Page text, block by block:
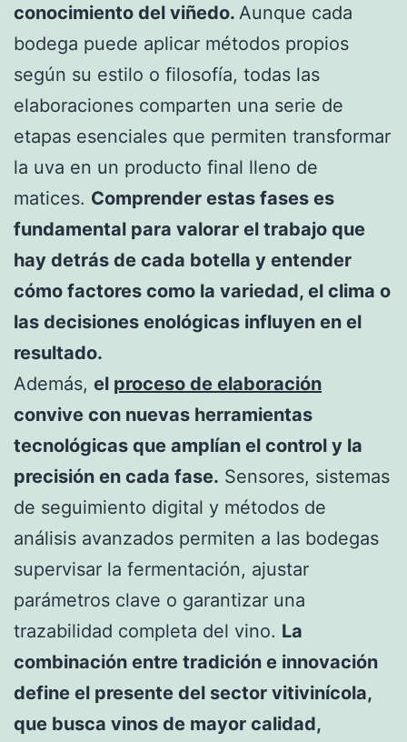
conocimiento del viñedo. Aunque cada
bodega puede aplicar métodos propios
según su estilo o filosofía, todas las
elaboraciones comparten una serie de
etapas esenciales que permiten transformar
la uva en un producto final lleno de
matices. Comprender estas fases es
fundamental para valorar el trabajo que
hay detrás de cada botella y entender
cómo factores como la variedad, el clima o
las decisiones enológicas influyen en el
resultado.
Además, el proceso de elaboración
convive con nuevas herramientas
tecnológicas que amplían el control y la
precisión en cada fase. Sensores, sistemas
de seguimiento digital y métodos de
análisis avanzados permiten a las bodegas
supervisar la fermentación, ajustar
parámetros clave o garantizar una
trazabilidad completa del vino. La
combinación entre tradición e innovación
define el presente del sector vitivinícola,
que busca vinos de mayor calidad,